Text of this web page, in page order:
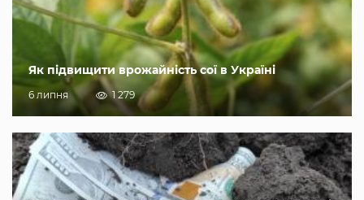
Як підвищити врожайність сої в Україні
6 липня 1 279